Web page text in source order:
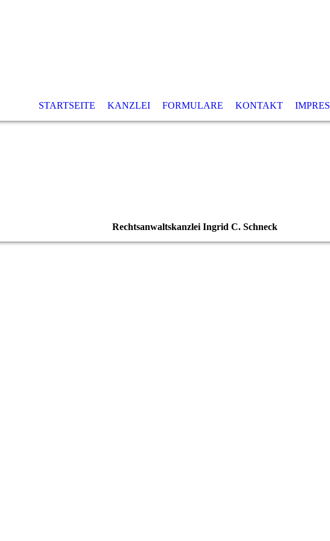
STARTSEITE KANZLEI FORMULARE KONTAKT
Rechtsanwaltskanzlei Ingrid C. Schneck